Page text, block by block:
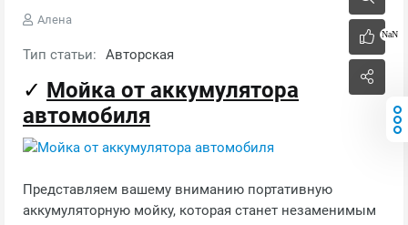
NaN
Алена
Тип статьи: Авторская
✓ Мойка от аккумулятора
автомобиля
Представляем вашему вниманию портативную
аккумуляторную мойку, которая станет незаменимым